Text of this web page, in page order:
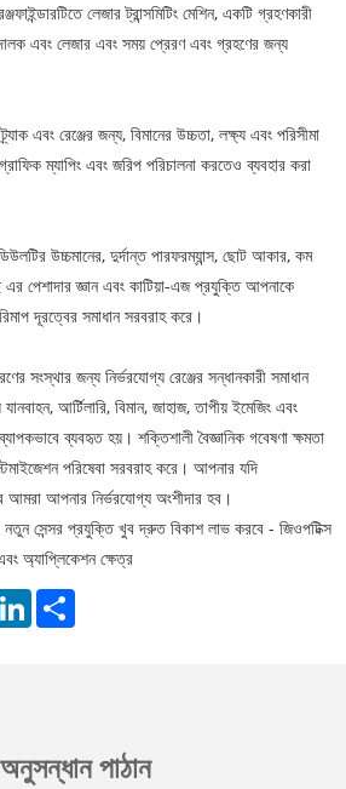
লেজার ট্রান্সমিটিং মেশিন, একটি গ্রহণকারী
এবং লেজার এবং সময় প্রেরণ এবং গ্রহণের জন্য
এবং রেঞ্জের জন্য, বিমানের উচ্চতা, লক্ষ্য এবং পরিসীমা
ম্যাপিং এবং জরিপ পরিচালনা করতেও ব্যবহার করা
উচ্চমানের, দুর্দান্ত পারফরম্যান্স, ছোট আকার, কম
এর পেশাদার জ্ঞান এবং কাটিয়া-এজ প্রযুক্তি আপনাকে
দূরত্বের সমাধান সরবরাহ করে।
সংস্থার জন্য নির্ভরযোগ্য রেঞ্জের সন্ধানকারী সমাধান
আর্টিলারি, বিমান, জাহাজ, তাপীয় ইমেজিং এবং
ব্যবহৃত হয়। শক্তিশালী বৈজ্ঞানিক গবেষণা ক্ষমতা
পরিষেবা সরবরাহ করে। আপনার যদি
আমরা আপনার নির্ভরযোগ্য অংশীদার হব।
সেন্সর প্রযুক্তি খুব দ্রুত বিকাশ লাভ করবে - জিওপটিক্স
অ্যাপ্লিকেশন ক্ষেত্র
LinkedIn
অনুসন্ধান পাঠান